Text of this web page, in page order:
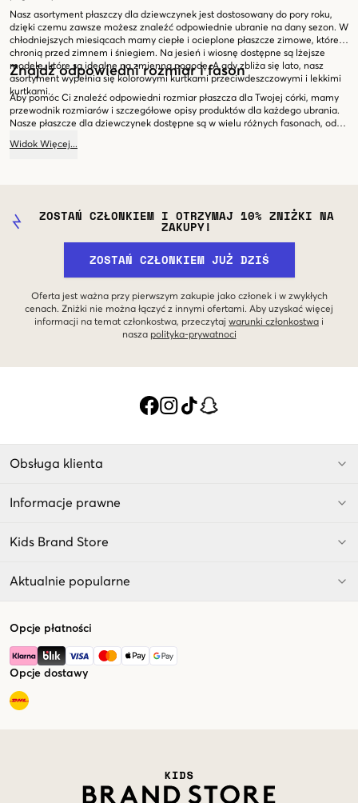
Nasz asortyment płaszczy dla dziewczynek jest dostosowany do pory roku,
dzięki czemu zawsze możesz znaleźć odpowiednie ubranie na dany sezon. W
chłodniejszych miesiącach mamy ciepłe i ocieplone płaszcze zimowe, które
chronią przed zimnem i śniegiem. Na jesień i wiosnę dostępne są lżejsze
modele, które są idealne na zmienną pogodę. A gdy zbliża się lato, nasz
asortyment wypełnia się kolorowymi kurtkami przeciwdeszczowymi i lekkimi
kurtkami.
Znajdź odpowiedni rozmiar i fason
Aby pomóc Ci znaleźć odpowiedni rozmiar płaszcza dla Twojej córki, mamy
przewodnik rozmiarów i szczegółowe opisy produktów dla każdego ubrania.
Nasze płaszcze dla dziewczynek dostępne są w wielu różnych fasonach, od
przeczytać wymiary i porównać je z podobnym ubraniem, które już posiadasz,
Widok Więcej...
ZOSTAŃ CZŁONKIEM I OTRZYMAJ 10% ZNIŻKI NA
ZAKUPY!
ZOSTAŃ CZŁONKIEM JUŻ DZIŚ
Oferta jest ważna przy pierwszym zakupie jako członek i w zwykłych
cenach. Zniżki nie można łączyć z innymi ofertami. Aby uzyskać więcej
informacji na temat członkostwa, przeczytaj warunki członkostwa i
nasza polityka-prywatnoci
Obsługa klienta
Informacje prawne
Kids Brand Store
Aktualnie popularne
Opcje płatności
Opcje dostawy